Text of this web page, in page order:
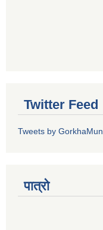
Twitter Feed
Tweets by GorkhaMun
पात्रो